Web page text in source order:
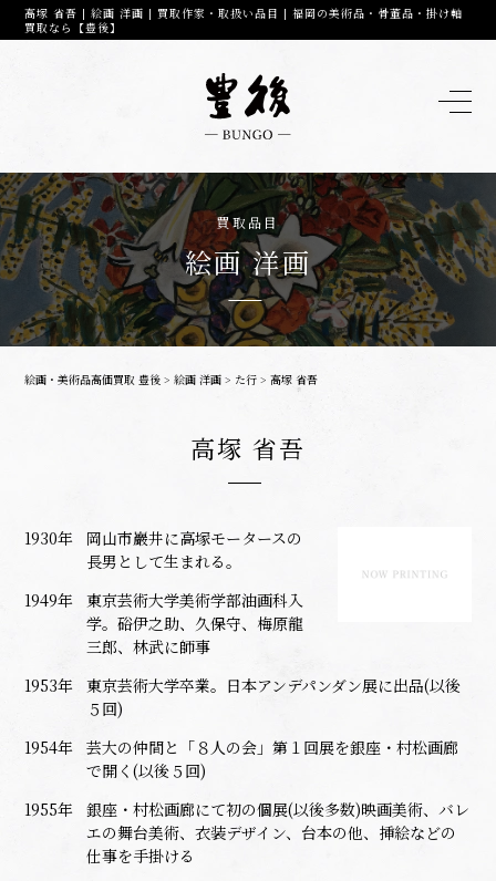
高塚 省吾 | 絵画 洋画 | 買取作家・取扱い品目 | 福岡の美術品・骨董品・掛け軸
買取なら【豊後】
買取品目
絵画 洋画
絵画・美術品高価買取 豊後 >絵画 洋画 > た行 >高塚 省吾
高塚 省吾
1930年
岡山市巖井に高塚モータースの
長男として生まれる。
1949年
東京芸術大学美術学部油画科入
学。硲伊之助、久保守、梅原龍
三郎、林武に師事
1953年
東京芸術大学卒業。日本アンデパンダン展に出品(以後
５回)
1954年
芸大の仲間と「８人の会」第１回展を銀座・村松画廊
で開く(以後５回)
1955年
銀座・村松画廊にて初の個展(以後多数)映画美術、バレ
エの舞台美術、衣装デザイン、台本の他、挿絵などの
仕事を手掛ける